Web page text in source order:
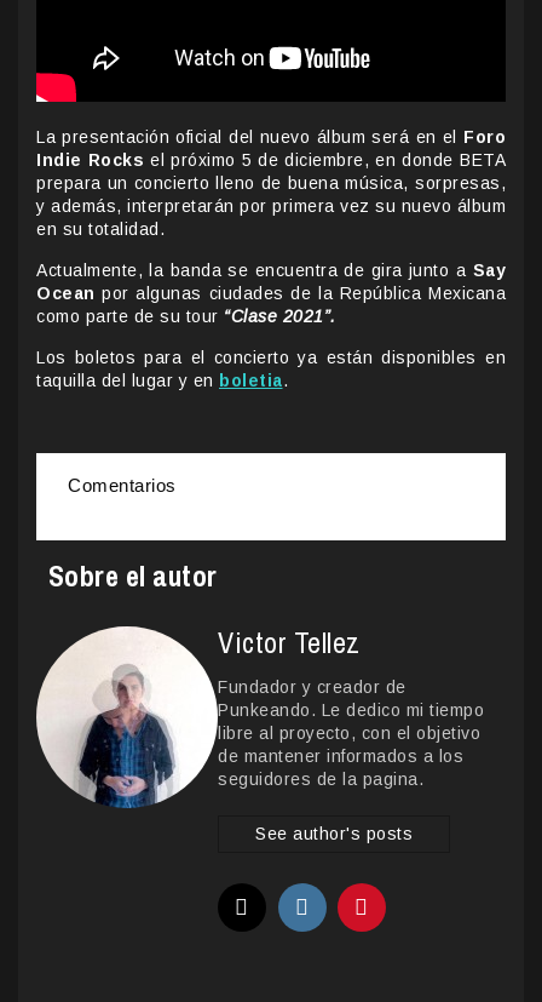
La presentación oficial del nuevo álbum será en el Foro
Indie Rocks el próximo 5 de diciembre, en donde BETA
prepara un concierto lleno de buena música, sorpresas,
y además, interpretarán por primera vez su nuevo álbum
en su totalidad.
Actualmente, la banda se encuentra de gira junto a Say
Ocean por algunas ciudades de la República Mexicana
como parte de su tour “Clase 2021”.
Los boletos para el concierto ya están disponibles en
taquilla del lugar y en boletia.
Comentarios
Sobre el autor
Victor Tellez
Fundador y creador de
Punkeando. Le dedico mi tiempo
libre al proyecto, con el objetivo
de mantener informados a los
seguidores de la pagina.
See author's posts